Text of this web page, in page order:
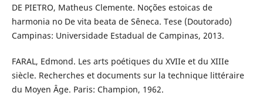
DE PIETRO, Matheus Clemente. Noções estoicas de
harmonia no De vita beata de Sêneca. Tese (Doutorado)
Campinas: Universidade Estadual de Campinas, 2013.
FARAL, Edmond. Les arts poétiques du XVIIe et du XIIIe
siècle. Recherches et documents sur la technique littéraire
du Moyen Âge. Paris: Champion, 1962.